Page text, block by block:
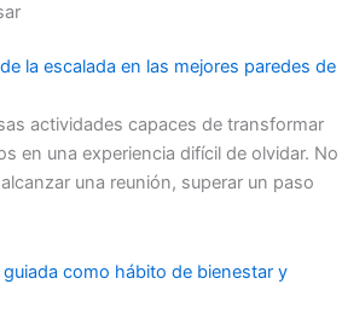
la escalada en las mejores paredes de
actividades capaces de transformar
en una experiencia difícil de olvidar. No
una reunión, superar un paso
como hábito de bienestar y